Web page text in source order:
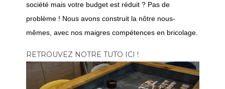
société mais votre budget est réduit ? Pas de
problème ! Nous avons construit la nôtre nous-
mêmes, avec nos maigres compétences en bricolage.
RETROUVEZ NOTRE TUTO ICI !